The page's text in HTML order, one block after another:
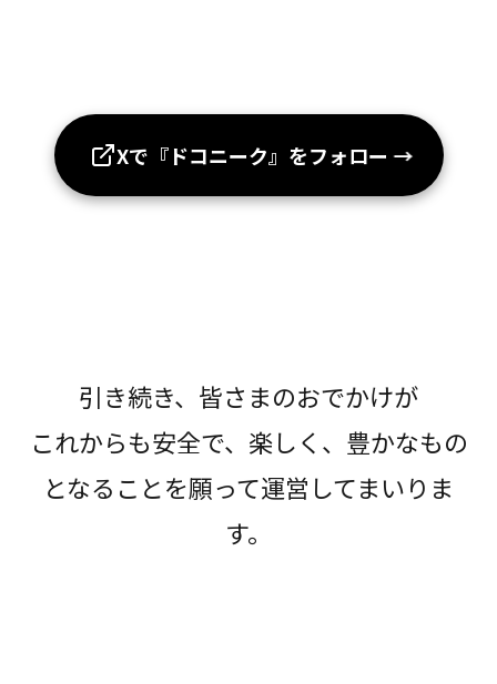
Xで『ドコニーク』をフォロー →
引き続き、皆さまのおでかけが
これからも安全で、楽しく、豊かなもの
となることを願って運営してまいりま
す。